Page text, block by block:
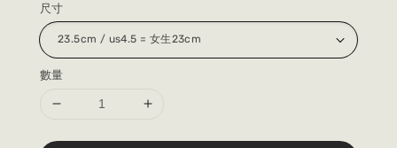
尺寸
數量